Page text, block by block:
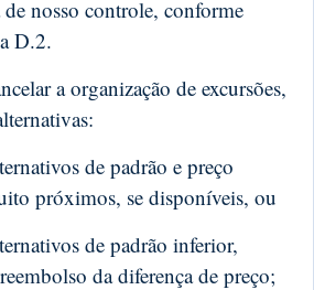
de nosso controle, conforme
D.2.
a organização de excursões,
de padrão e preço
próximos, se disponíveis, ou
de padrão inferior,
da diferença de preço;